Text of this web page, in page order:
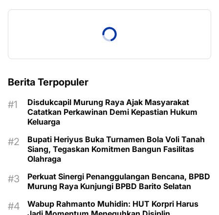
Berita Terpopuler
Disdukcapil Murung Raya Ajak Masyarakat
Catatkan Perkawinan Demi Kepastian Hukum
Keluarga
Bupati Heriyus Buka Turnamen Bola Voli Tanah
Siang, Tegaskan Komitmen Bangun Fasilitas
Olahraga
Perkuat Sinergi Penanggulangan Bencana, BPBD
Murung Raya Kunjungi BPBD Barito Selatan
Wabup Rahmanto Muhidin: HUT Korpri Harus